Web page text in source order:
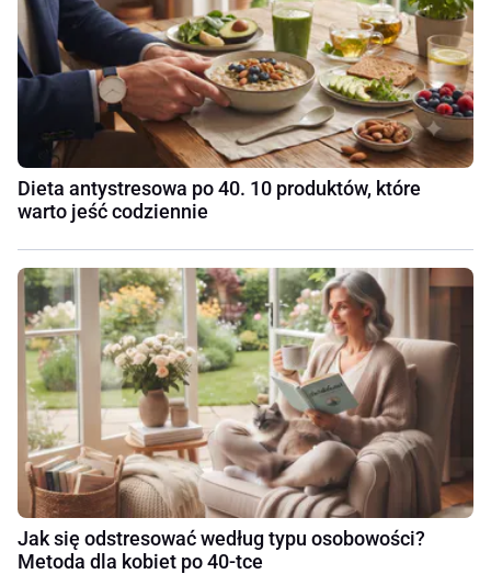
Dieta antystresowa po 40. 10 produktów, które
warto jeść codziennie
Jak się odstresować według typu osobowości?
Metoda dla kobiet po 40-tce